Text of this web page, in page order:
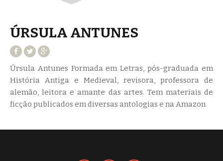
ÚRSULA ANTUNES
Úrsula Antunes Formada em Letras, pós-graduada em
História Antiga e Medieval, revisora, professora de
alemão, leitora e amante das artes. Tem materiais de
ficção publicados em diversas antologias e na Amazon